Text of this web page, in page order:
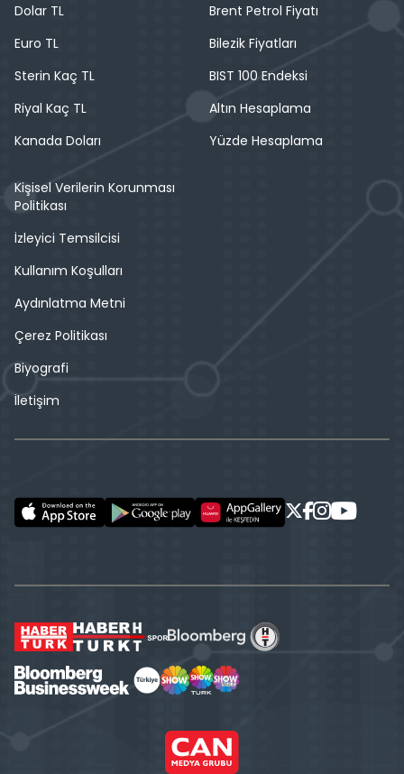
Dolar TL
Euro TL
Sterin Kaç TL
Riyal Kaç TL
Kanada Doları
Brent Petrol Fiyatı
Bilezik Fiyatları
BIST 100 Endeksi
Altın Hesaplama
Yüzde Hesaplama
Kişisel Verilerin Korunması
Politikası
İzleyici Temsilcisi
Kullanım Koşulları
Aydınlatma Metni
Çerez Politikası
Biyografi
İletişim